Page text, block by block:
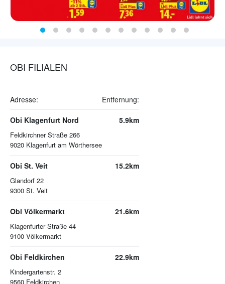
OBI FILIALEN
Adresse: Entfernung:
Obi Klagenfurt Nord
Feldkirchner Straße 266
9020 Klagenfurt am Wörthersee
5.9km
Obi St. Veit
Glandorf 22
9300 St. Veit
15.2km
Obi Völkermarkt
Klagenfurter Straße 44
9100 Völkermarkt
21.6km
Obi Feldkirchen
Kindergartenstr. 2
9560 Feldkirchen
22.9km